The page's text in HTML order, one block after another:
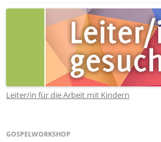
Leiter/in für die Arbeit mit Kindern
GOSPELWORKSHOP